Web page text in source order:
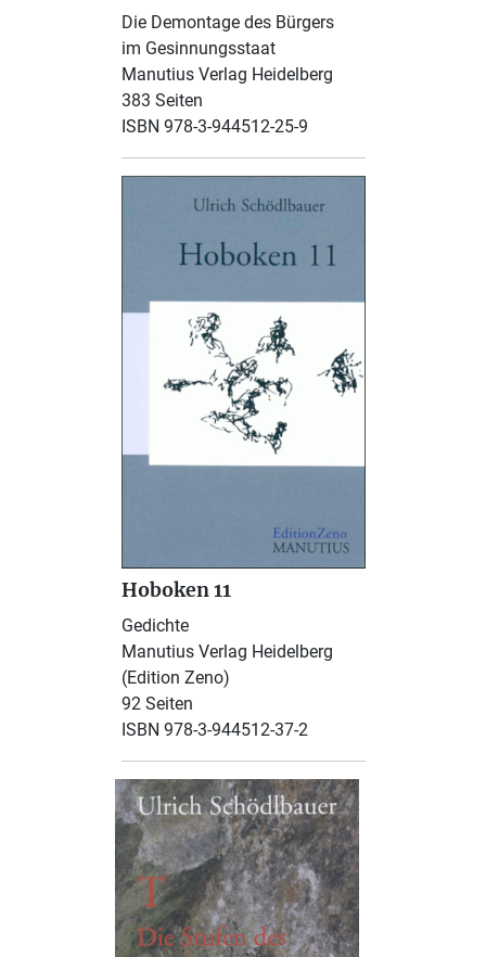
Die Demontage des Bürgers
im Gesinnungsstaat
Manutius Verlag Heidelberg
383 Seiten
ISBN 978-3-944512-25-9
Hoboken 11
Gedichte
Manutius Verlag Heidelberg
(Edition Zeno)
92 Seiten
ISBN 978-3-944512-37-2